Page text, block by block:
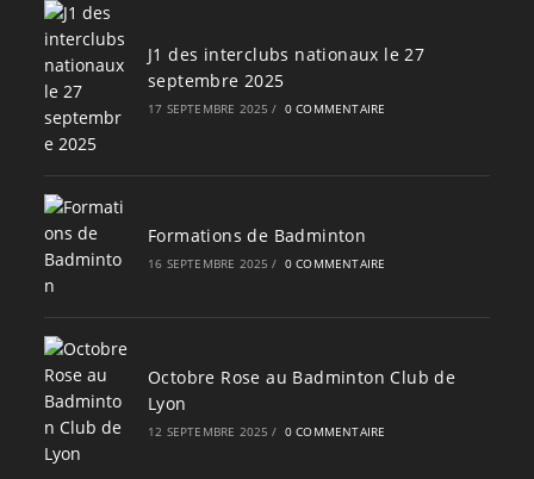
J1 des interclubs nationaux le 27
septembre 2025
17 SEPTEMBRE 2025 / 0 COMMENTAIRE
Formations de Badminton
16 SEPTEMBRE 2025 / 0 COMMENTAIRE
Octobre Rose au Badminton Club de
Lyon
12 SEPTEMBRE 2025 / 0 COMMENTAIRE